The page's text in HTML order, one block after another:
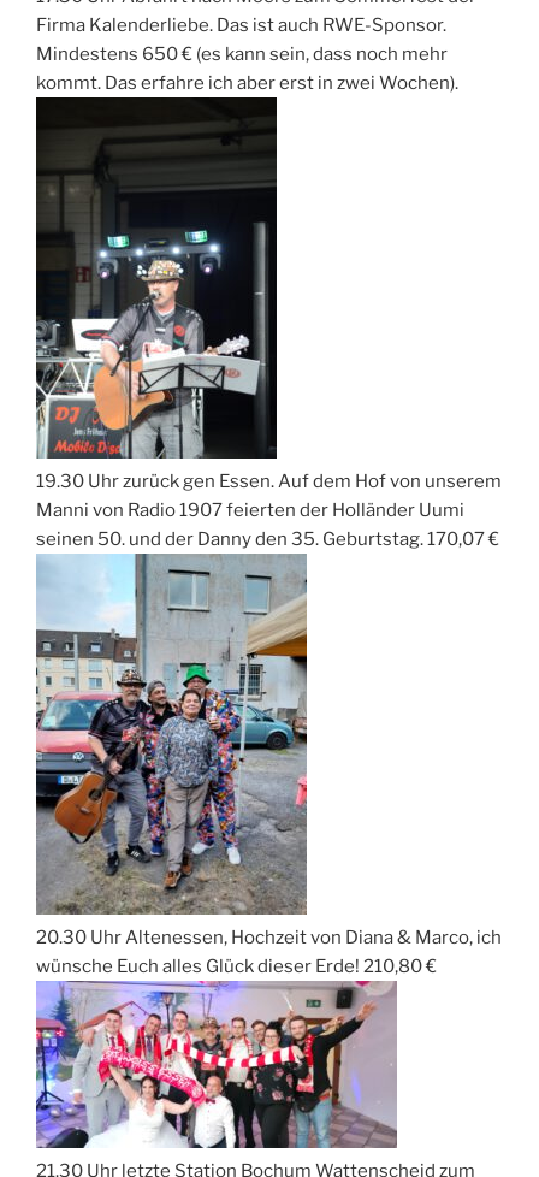
Firma Kalenderliebe. Das ist auch RWE-Sponsor.
Mindestens 650 € (es kann sein, dass noch mehr
kommt. Das erfahre ich aber erst in zwei Wochen).
19.30 Uhr zurück gen Essen. Auf dem Hof von unserem
Manni von Radio 1907 feierten der Holländer Uumi
seinen 50. und der Danny den 35. Geburtstag. 170,07 €
20.30 Uhr Altenessen, Hochzeit von Diana & Marco, ich
wünsche Euch alles Glück dieser Erde! 210,80 €
21.30 Uhr letzte Station Bochum Wattenscheid zum